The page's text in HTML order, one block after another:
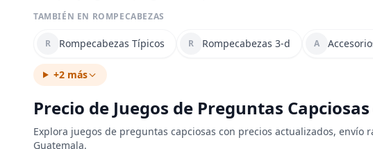
TAMBIÉN EN ROMPECABEZAS
R Rompecabezas Típicos R Rompecabezas 3-d A
+2 más
Precio de Juegos de Preguntas
Explora juegos de preguntas capciosas con precios actualizados, envío
Guatemala.